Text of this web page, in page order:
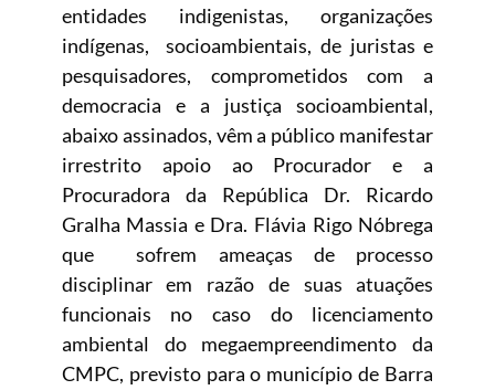
entidades indigenistas, organizações
indígenas, socioambientais, de juristas e
pesquisadores, comprometidos com a
democracia e a justiça socioambiental,
abaixo assinados, vêm a público manifestar
irrestrito apoio ao Procurador e a
Procuradora da República Dr. Ricardo
Gralha Massia e Dra. Flávia Rigo Nóbrega
que sofrem ameaças de processo
disciplinar em razão de suas atuações
funcionais no caso do licenciamento
ambiental do megaempreendimento da
CMPC, previsto para o município de Barra